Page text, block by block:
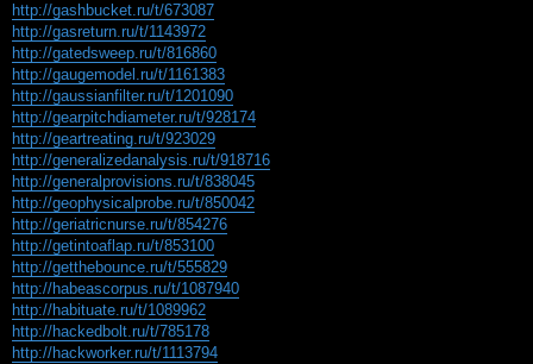
http://gashbucket.ru/t/673087
http://gasreturn.ru/t/1143972
http://gatedsweep.ru/t/816860
http://gaugemodel.ru/t/1161383
http://gaussianfilter.ru/t/1201090
http://gearpitchdiameter.ru/t/928174
http://geartreating.ru/t/923029
http://generalizedanalysis.ru/t/918716
http://generalprovisions.ru/t/838045
http://geophysicalprobe.ru/t/850042
http://geriatricnurse.ru/t/854276
http://getintoaflap.ru/t/853100
http://getthebounce.ru/t/555829
http://habeascorpus.ru/t/1087940
http://habituate.ru/t/1089962
http://hackedbolt.ru/t/785178
http://hackworker.ru/t/1113794